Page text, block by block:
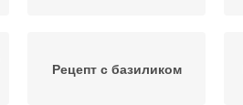
Рецепт с базиликом